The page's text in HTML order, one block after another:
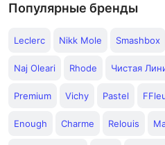
Популярные бренды
Leclerc Nikk Mole Smashbox
Naj Oleari Rhode Чистая
Premium Vichy Pastel
Enough Charme Relouis